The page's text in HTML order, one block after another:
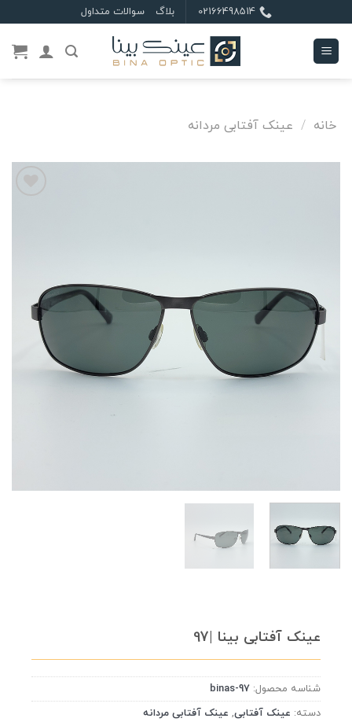
to
content
02166498514 بلاگ سوالات متداول
خانه / عینک آفتابی مردانه
عینک آفتابی بینا |97
شناسه محصول: binas-97
دسته: عینک آفتابی, عینک آفتابی مردانه